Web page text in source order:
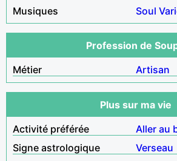
Musiques
Soul
Profession de
Métier
Artisan
Plus sur ma vie
Activité préférée
Aller au
Signe astrologique
Verseau